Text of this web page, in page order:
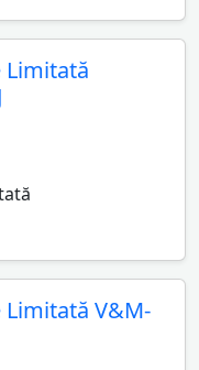
Limitată
Limitată V&M-